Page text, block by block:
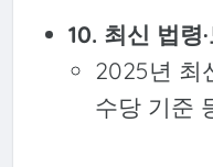
10. 최신 법령
2025년 최
수당 기준